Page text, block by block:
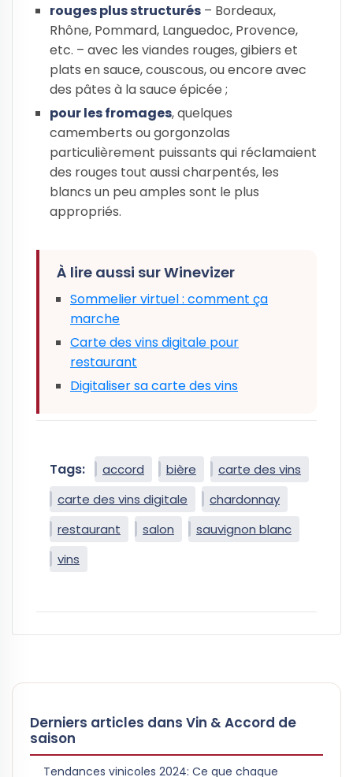
rouges plus structurés – Bordeaux,
Rhône, Pommard, Languedoc, Provence,
etc. – avec les viandes rouges, gibiers et
plats en sauce, couscous, ou encore avec
des pâtes à la sauce épicée ;
pour les fromages, quelques
camemberts ou gorgonzolas
particulièrement puissants qui réclamaient
des rouges tout aussi charpentés, les
blancs un peu amples sont le plus
appropriés.
À lire aussi sur Winevizer
Sommelier virtuel : comment ça
marche
Carte des vins digitale pour
restaurant
Digitaliser sa carte des vins
Tags: accord bière
carte des vins
carte des vins digitale
chardonnay
restaurant
salon
sauvignon blanc
vins
Derniers articles dans Vin & Accord de
saison
Tendances vinicoles 2024: Ce que chaque